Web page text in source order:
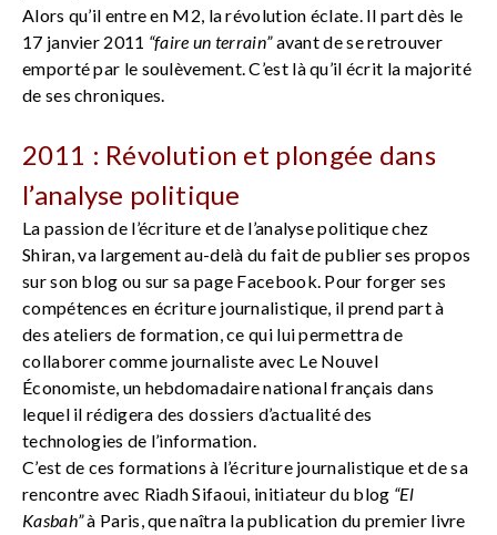
Alors qu’il entre en M2, la révolution éclate. Il part dès le
17 janvier 2011 “faire un terrain”avant de se retrouver
emporté par le soulèvement. C’est là qu’il écrit la majorité
de ses chroniques.
2011 : Révolution et plongée dans
l’analyse politique
La passion de l’écriture et de l’analyse politique chez
Shiran, va largement au-delà du fait de publier ses propos
sur son blog ou sur sa page Facebook. Pour forger ses
compétences en écriture journalistique, il prend part à
des ateliers de formation, ce qui lui permettra de
collaborer comme journaliste avec Le Nouvel
Économiste, un hebdomadaire national français dans
lequel il rédigera des dossiers d’actualité des
technologies de l’information.
C’est de ces formations à l’écriture journalistique et de sa
rencontre avec Riadh Sifaoui, initiateur du blog “El
Kasbah”à Paris, que naîtra la publication du premier livre